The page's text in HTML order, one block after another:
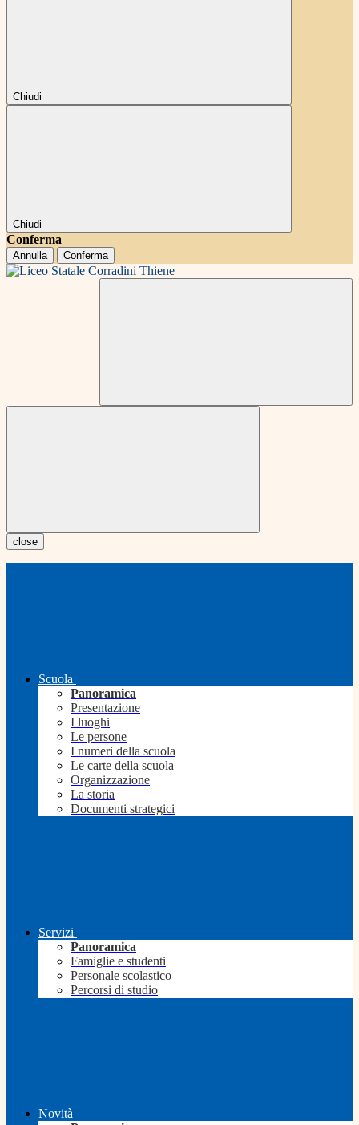
Chiudi
Chiudi
Conferma
Annulla Conferma
close
Scuola
Panoramica
Presentazione
I luoghi
Le persone
I numeri della scuola
Le carte della scuola
Organizzazione
La storia
Documenti strategici
Servizi
Panoramica
Famiglie e studenti
Personale scolastico
Percorsi di studio
Novità